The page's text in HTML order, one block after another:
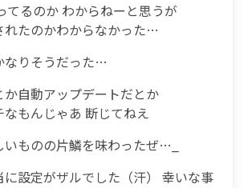
るのか わからねーと思うが
れたのかわからなかった…
なりそうだった…
か自動アップデートだとか
なもんじゃあ 断じてねえ
ものの片鱗を味わったぜ…_
に設定がザルでした（汗） 幸いな事